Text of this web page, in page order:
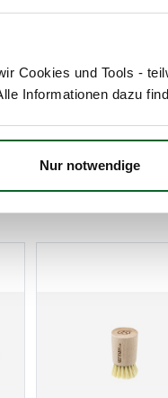
Cookies und Tools -
Informationen dazu
Nur notwendige
Ihrem